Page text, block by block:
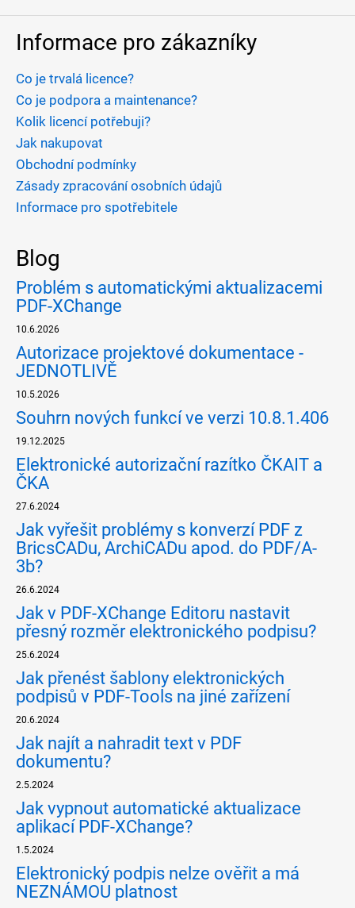
Informace pro zákazníky
Co je trvalá licence?
Co je podpora a maintenance?
Kolik licencí potřebuji?
Jak nakupovat
Obchodní podmínky
Zásady zpracování osobních údajů
Informace pro spotřebitele
Blog
Problém s automatickými aktualizacemi
PDF-XChange
10.6.2026
Autorizace projektové dokumentace -
JEDNOTLIVĚ
10.5.2026
Souhrn nových funkcí ve verzi 10.8.1.406
19.12.2025
Elektronické autorizační razítko ČKAIT a
ČKA
27.6.2024
Jak vyřešit problémy s konverzí PDF z
BricsCADu, ArchiCADu apod. do PDF/A-
3b?
26.6.2024
Jak v PDF-XChange Editoru nastavit
přesný rozměr elektronického podpisu?
25.6.2024
Jak přenést šablony elektronických
podpisů v PDF-Tools na jiné zařízení
20.6.2024
Jak najít a nahradit text v PDF
dokumentu?
2.5.2024
Jak vypnout automatické aktualizace
aplikací PDF-XChange?
1.5.2024
Elektronický podpis nelze ověřit a má
NEZNÁMOU platnost